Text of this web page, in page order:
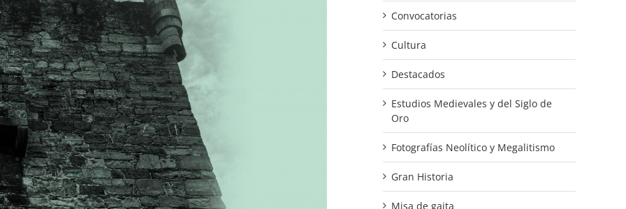
Convocatorias
Cultura
Destacados
Estudios Medievales y del Siglo de
Oro
Fotografías Neolítico y Megalitismo
Gran Historia
Misa de gaita